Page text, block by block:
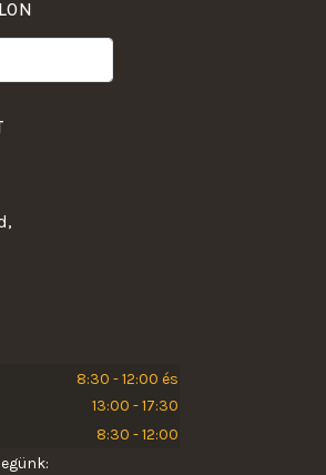
8:30 - 12:00 és
13:00 - 17:30
8:30 - 12:00